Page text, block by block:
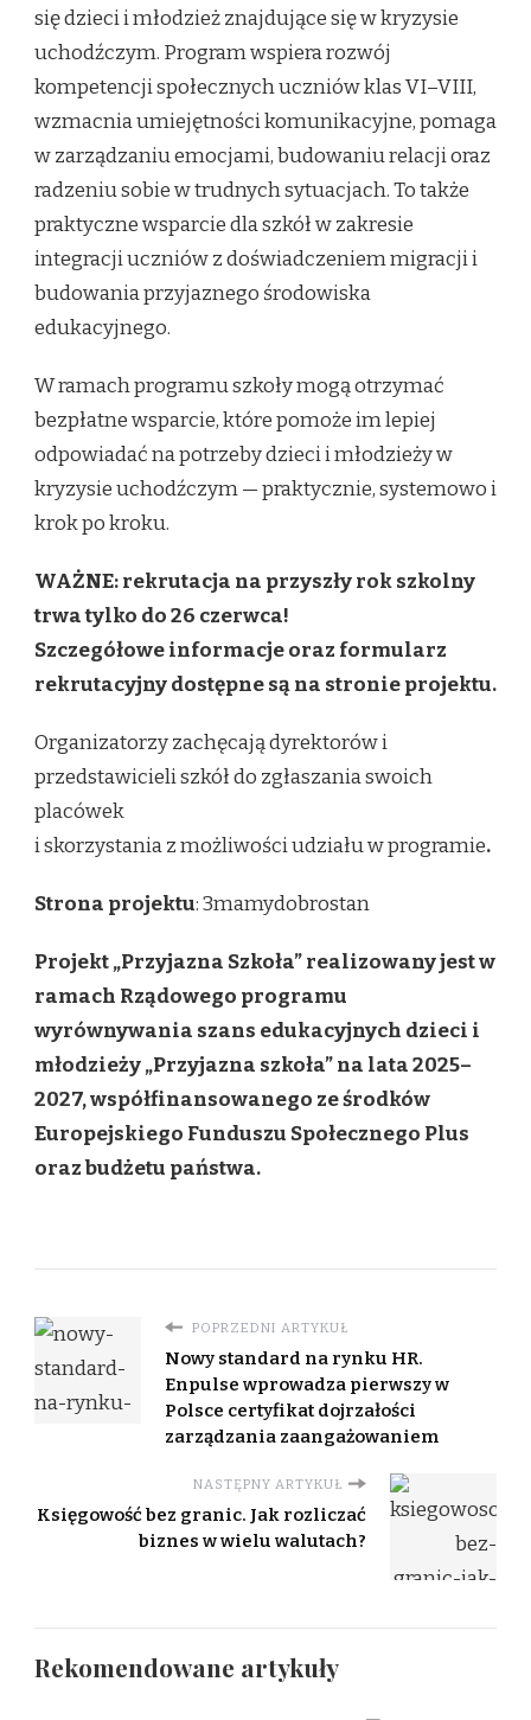
się dzieci i młodzież znajdujące się w kryzysie
uchodźczym. Program wspiera rozwój
kompetencji społecznych uczniów klas VI–VIII,
wzmacnia umiejętności komunikacyjne, pomaga
w zarządzaniu emocjami, budowaniu relacji oraz
radzeniu sobie w trudnych sytuacjach. To także
praktyczne wsparcie dla szkół w zakresie
integracji uczniów z doświadczeniem migracji i
budowania przyjaznego środowiska
edukacyjnego.
W ramach programu szkoły mogą otrzymać
bezpłatne wsparcie, które pomoże im lepiej
odpowiadać na potrzeby dzieci i młodzieży w
kryzysie uchodźczym — praktycznie, systemowo i
krok po kroku.
WAŻNE: rekrutacja na przyszły rok szkolny
trwa tylko do 26 czerwca!
Szczegółowe informacje oraz formularz
rekrutacyjny dostępne są na stronie projektu.
Organizatorzy zachęcają dyrektorów i
przedstawicieli szkół do zgłaszania swoich
placówek
i skorzystania z możliwości udziału w programie.
Strona projektu: 3mamydobrostan
Projekt „Przyjazna Szkoła” realizowany jest w
ramach Rządowego programu
wyrównywania szans edukacyjnych dzieci i
młodzieży „Przyjazna szkoła” na lata 2025–
2027, współfinansowanego ze środków
Europejskiego Funduszu Społecznego Plus
oraz budżetu państwa.
POPRZEDNI ARTYKUŁ
Nowy standard na rynku HR.
Enpulse wprowadza pierwszy w
Polsce certyfikat dojrzałości
zarządzania zaangażowaniem
NASTĘPNY ARTYKUŁ
Księgowość bez granic. Jak rozliczać
biznes w wielu walutach?
Rekomendowane artykuły